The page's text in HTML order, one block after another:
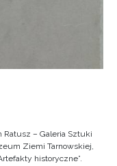
– Galeria Sztuki
Ziemi Tarnowskiej,
historyczne”.